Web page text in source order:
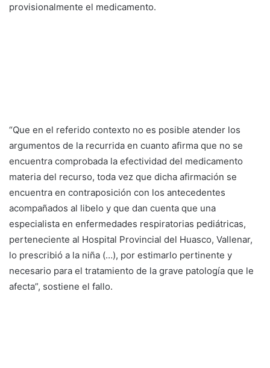
provisionalmente el medicamento.
“Que en el referido contexto no es posible atender los
argumentos de la recurrida en cuanto afirma que no se
encuentra comprobada la efectividad del medicamento
materia del recurso, toda vez que dicha afirmación se
encuentra en contraposición con los antecedentes
acompañados al libelo y que dan cuenta que una
especialista en enfermedades respiratorias pediátricas,
perteneciente al Hospital Provincial del Huasco, Vallenar,
lo prescribió a la niña (…), por estimarlo pertinente y
necesario para el tratamiento de la grave patología que le
afecta”, sostiene el fallo.